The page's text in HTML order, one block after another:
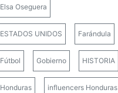
Elsa Oseguera
ESTADOS UNIDOS Farándula
Fútbol Gobierno HISTORIA
Honduras influencers Honduras